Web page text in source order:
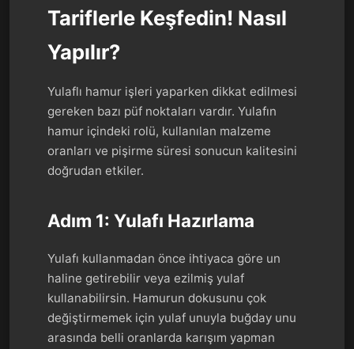
Tariflerle Keşfedin! Nasıl
Yapılır?
Yulaflı hamur işleri yaparken dikkat edilmesi
gereken bazı püf noktaları vardır. Yulafın
hamur içindeki rolü, kullanılan malzeme
oranları ve pişirme süresi sonucun kalitesini
doğrudan etkiler.
Adım 1: Yulafı Hazırlama
Yulafı kullanmadan önce ihtiyaca göre un
haline getirebilir veya ezilmiş yulaf
kullanabilirsin. Hamurun dokusunu çok
değiştirmemek için yulaf unuyla buğday unu
arasında belli oranlarda karışım yapman